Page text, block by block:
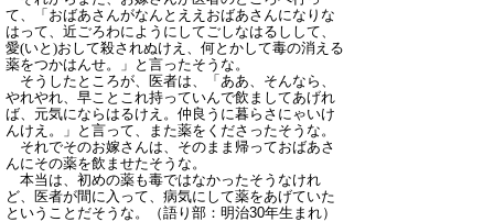
て、「おばあさんがなんとええおばあさんになりな
はって、近ごろわにようにしてごしなはるしして、
愛(いと)おして殺されぬけえ、何とかして毒の消える
薬をつかはんせ。」と言ったそうな。
そうしたところが、医者は、「ああ、そんなら、
やれやれ、早ことこれ持っていんで飲ましてあげれ
ば、元気にならはるけえ。仲良うに暮らさにゃいけ
んけえ。」と言って、また薬をくださったそうな。
それでそのお嫁さんは、そのまま帰っておばあさ
んにその薬を飲ませたそうな。
本当は、初めの薬も毒ではなかったそうなけれ
ど、医者が間に入って、病気にして薬をあげていた
ということだそうな 。（語り部：明治30年生まれ）